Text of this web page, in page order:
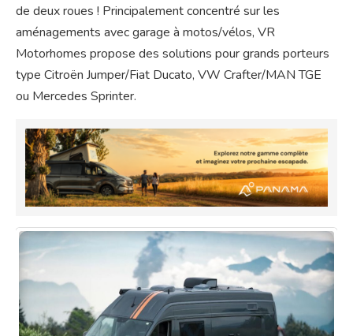
de deux roues ! Principalement concentré sur les
aménagements avec garage à motos/vélos, VR
Motorhomes propose des solutions pour grands porteurs
type Citroën Jumper/Fiat Ducato, VW Crafter/MAN TGE
ou Mercedes Sprinter.